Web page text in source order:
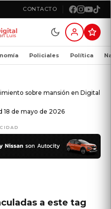
CONTACTO
Policiales Política
sobre mansión en Digital
18 de mayo de 2026
a este tag